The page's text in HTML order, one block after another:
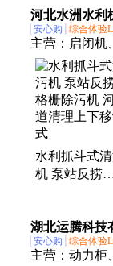
河北水洲水利
安心购 综合体验
主营： 启闭机
钢坝、铸铁闸
门、不锈钢
水利抓斗式
机 泵站反捞
湖北运腾科技
安心购 综合体验
主营： 动力柜